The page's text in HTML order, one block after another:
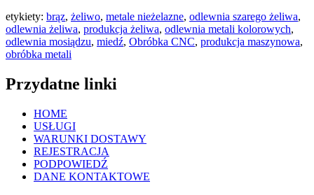
etykiety: brąz, żeliwo, metale nieżelazne, odlewnia szarego żeliwa,
odlewnia żeliwa, produkcja żeliwa, odlewnia metali kolorowych,
odlewnia mosiądzu, miedź, Obróbka CNC, produkcja maszynowa,
obróbka metali
Przydatne linki
HOME
USŁUGI
WARUNKI DOSTAWY
REJESTRACJA
PODPOWIEDŹ
DANE KONTAKTOWE